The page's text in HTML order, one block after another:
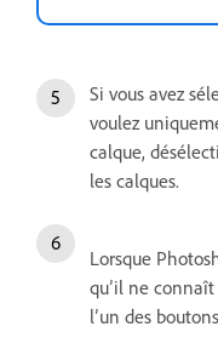
Si vous avez
voulez
calque,
les calques.
Lorsque
qu’il ne
l’un des